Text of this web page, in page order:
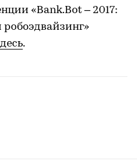
«Bank.Bot – 2017:
.